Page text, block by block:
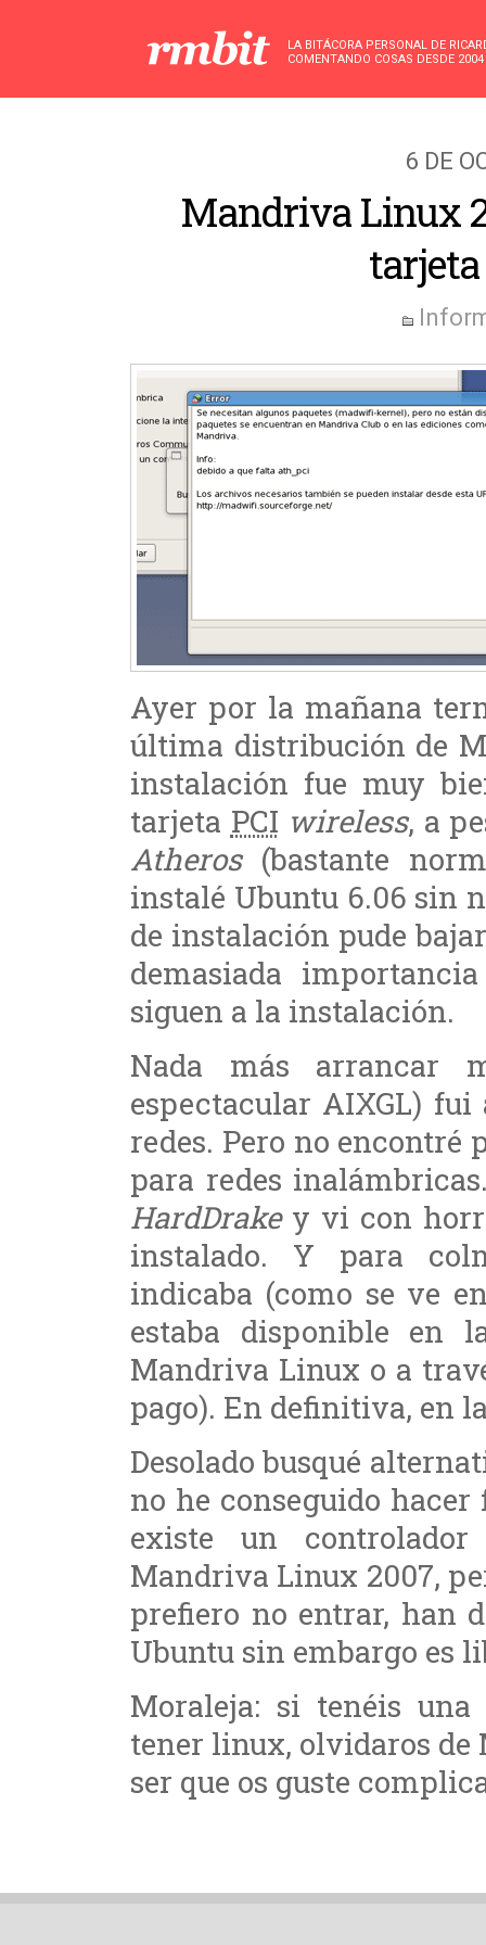
LA BITÁCORA PERSONAL DE
COMENTANDO COSAS DESDE 2004
6 DE
Mandriva Linux
Ayer por la mañana
última distribución de
instalación fue muy
tarjeta PCI wireless, a
Atheros(bastante
instalé Ubuntu 6.06 sin
de instalación pude
demasiada
siguen a la instalación.
Nada más arrancar
espectacular AIXGL)
redes. Pero no
para redes
HardDrakey vi con
instalado. Y para
indicaba (como se ve
estaba disponible en
Mandriva Linux o a
pago). En definitiva, en
Desolado busqué
no he conseguido
existe un
Mandriva Linux 2007,
prefiero no entrar, han
Ubuntu sin embargo es
Moraleja: si tenéis
tener linux, olvidaros de
ser que os guste